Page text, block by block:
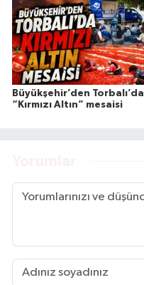
Büyükşehir’den Torbalı’da
“Kırmızı Altın” mesaisi